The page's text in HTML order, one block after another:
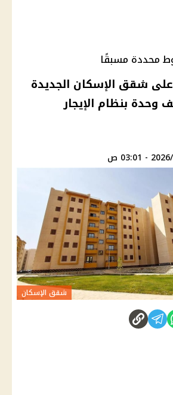
محددة مسبقًا
شقق الإسكان الجديدة
طرح 30 ألف وحدة بنظام الإيجار
شقق الإسكان